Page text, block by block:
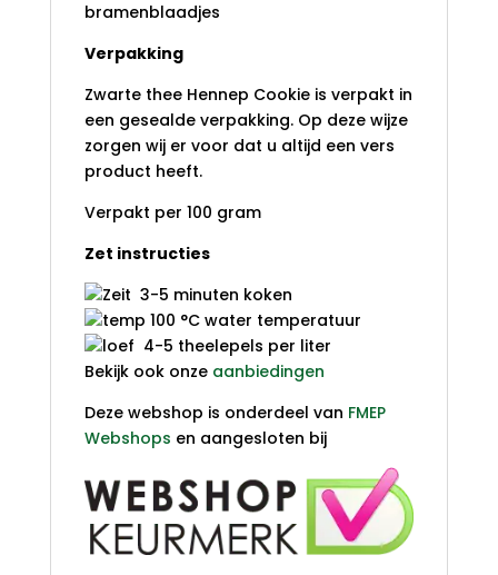
bramenblaadjes
Verpakking
Zwarte thee Hennep Cookie is verpakt in
een gesealde verpakking. Op deze wijze
zorgen wij er voor dat u altijd een vers
product heeft.
Verpakt per 100 gram
Zet instructies
3-5 minuten koken
100 °C water temperatuur
4-5 theelepels per liter
Bekijk ook onze aanbiedingen
Deze webshop is onderdeel van FMEP
Webshops en aangesloten bij